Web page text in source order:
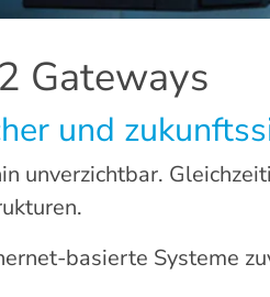
Gateways
und
unverzichtbar.
basierte Systeme